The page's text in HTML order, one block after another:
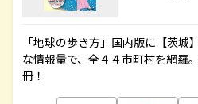
「地球の歩き方」国内版に【茨
な情報量で、全４４市町村を網羅
冊！